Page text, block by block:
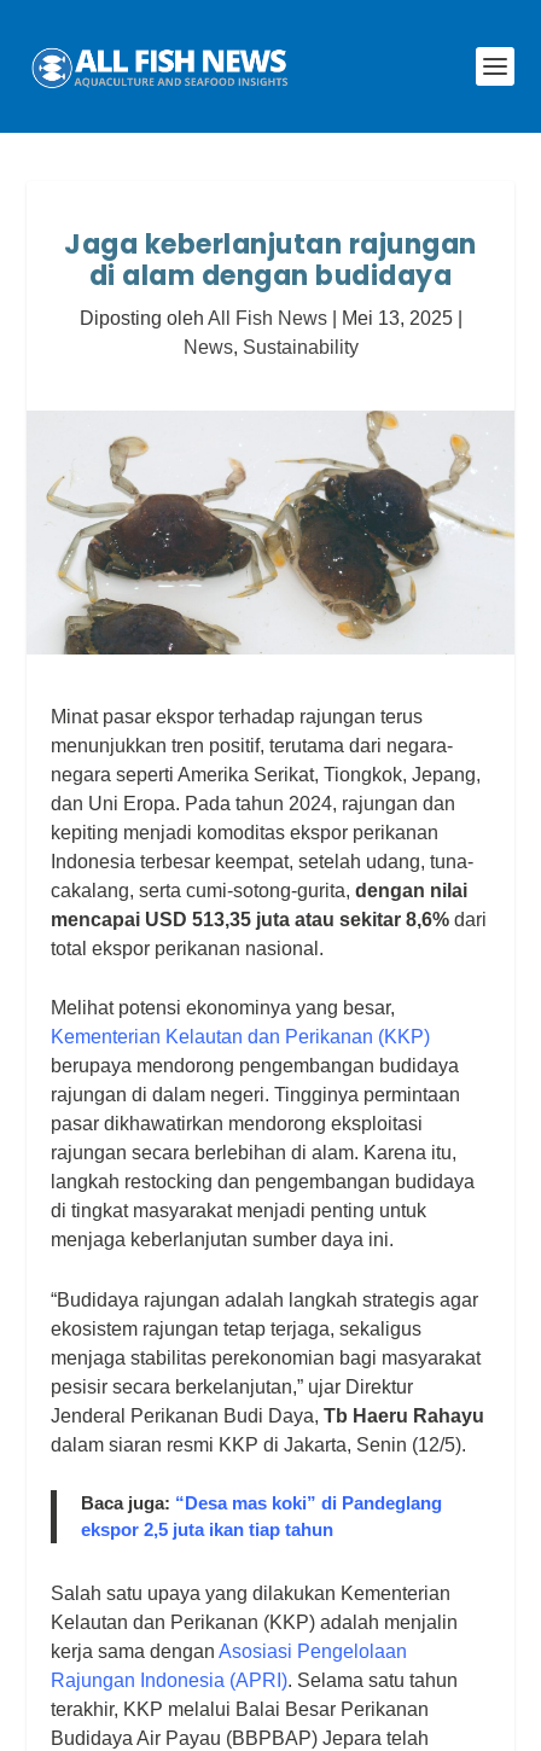
Jaga keberlanjutan rajungan
di alam dengan budidaya
Diposting oleh All Fish News| Mei 13, 2025|
News, Sustainability
Minat pasar ekspor terhadap rajungan terus
menunjukkan tren positif, terutama dari negara-
negara seperti Amerika Serikat, Tiongkok, Jepang,
dan Uni Eropa. Pada tahun 2024, rajungan dan
kepiting menjadi komoditas ekspor perikanan
Indonesia terbesar keempat, setelah udang, tuna-
cakalang, serta cumi-sotong-gurita,dengan nilai
mencapai USD 513,35 juta atau sekitar 8,6% dari
total ekspor perikanan nasional.
Melihat potensi ekonominya yang besar,
Kementerian Kelautan dan Perikanan (KKP)
berupaya mendorong pengembangan budidaya
rajungan di dalam negeri. Tingginya permintaan
pasar dikhawatirkan mendorong eksploitasi
rajungan secara berlebihan di alam. Karena itu,
langkah restocking dan pengembangan budidaya
di tingkat masyarakat menjadi penting untuk
menjaga keberlanjutan sumber daya ini.
“Budidaya rajungan adalah langkah strategis agar
ekosistem rajungan tetap terjaga, sekaligus
menjaga stabilitas perekonomian bagi masyarakat
pesisir secara berkelanjutan,” ujar Direktur
Jenderal Perikanan Budi Daya,Tb Haeru Rahayu
dalam siaran resmi KKP di Jakarta, Senin (12/5).
Baca juga: “Desa mas koki” di Pandeglang
ekspor 2,5 juta ikan tiap tahun
Salah satu upaya yang dilakukan Kementerian
Kelautan dan Perikanan (KKP) adalah menjalin
kerja sama denganAsosiasi Pengelolaan
Rajungan Indonesia (APRI). Selama satu tahun
terakhir, KKP melalui Balai Besar Perikanan
Budidaya Air Payau (BBPBAP) Jepara telah